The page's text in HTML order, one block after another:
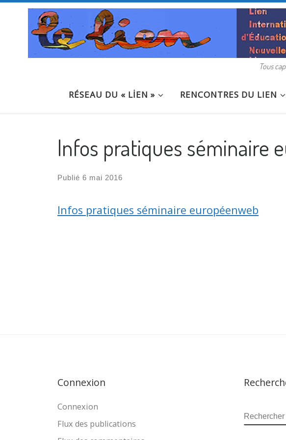
Passer au contenu
Tous
RÉSEAU DU « LİEN » RENCONTRES DU LIEN
Infos pratiques séminaire
Publié 6 mai 2016
Infos pratiques séminaire européenweb
Connexion
Connexion
Flux des publications